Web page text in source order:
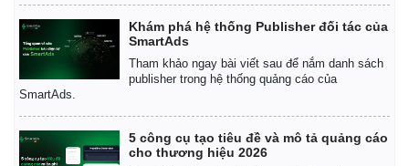
Khám phá hệ thống Publisher đối tác của
SmartAds
Tham khảo ngay bài viết sau để nắm danh sách
publisher trong hệ thống quảng cáo của
SmartAds.
5 công cụ tạo tiêu đề và mô tả quảng cáo
cho thương hiệu 2026